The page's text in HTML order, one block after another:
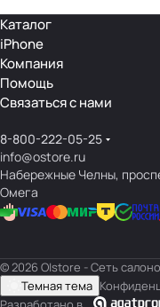
Каталог
iPhone
Компания
Помощь
Связаться с нами
8-800-222-05-25
info@ostore.ru
Набережные Челны,
Омега
© 2026 O|store - Сеть
Темная тема